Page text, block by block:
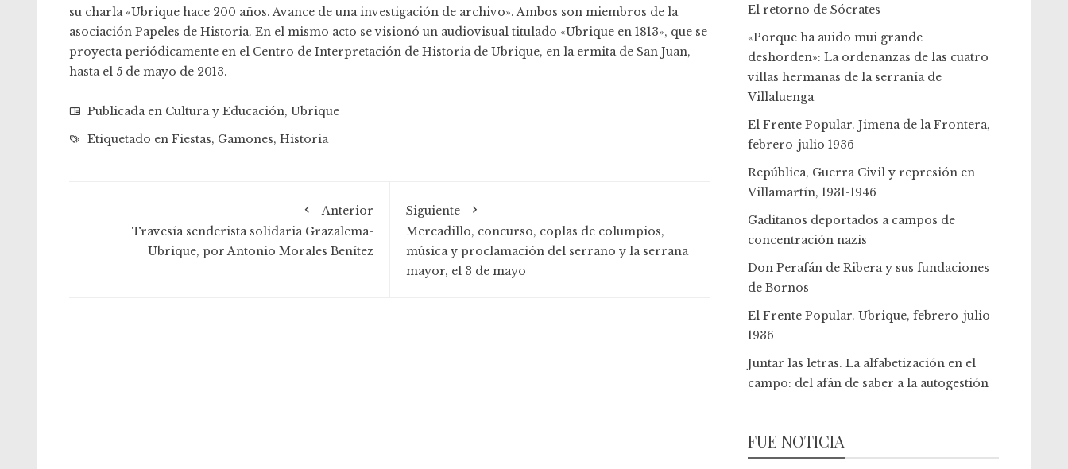
su charla «Ubrique hace 200 años. Avance de una investigación de archivo». Ambos son miembros de la
asociación Papeles de Historia. En el mismo acto se visionó un audiovisual titulado «Ubrique en 1813», que se
proyecta periódicamente en el Centro de Interpretación de Historia de Ubrique, en la ermita de San Juan,
hasta el 5 de mayo de 2013.
Publicada en Cultura y Educación, Ubrique
Etiquetado en Fiestas, Gamones, Historia
Anterior
Travesía senderista solidaria Grazalema-
Ubrique, por Antonio Morales Benítez
Siguiente
Mercadillo, concurso, coplas de columpios,
música y proclamación del serrano y la serrana
mayor, el 3 de mayo
El retorno de Sócrates
«Porque ha auido mui grande
deshorden»: La ordenanzas de las cuatro
villas hermanas de la serranía de
Villaluenga
El Frente Popular. Jimena de la Frontera,
febrero-julio 1936
República, Guerra Civil y represión en
Villamartín, 1931-1946
Gaditanos deportados a campos de
concentración nazis
Don Perafán de Ribera y sus fundaciones
de Bornos
El Frente Popular. Ubrique, febrero-julio
1936
Juntar las letras. La alfabetización en el
campo: del afán de saber a la autogestión
FUE NOTICIA